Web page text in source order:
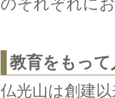
のそれぞれに
教育をもっ
仏光山は創建